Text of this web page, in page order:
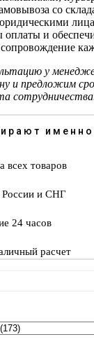
со
оплаты и
у
и предложим
именно
всех товаров
России и СНГ
24 часов
расчет